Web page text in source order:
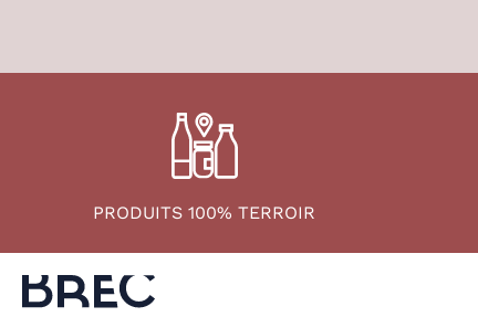
PRODUITS 100% TERROIR